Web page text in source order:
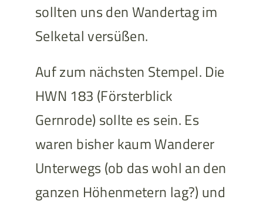
sollten uns den Wandertag im
Selketal versüßen.
Auf zum nächsten Stempel. Die
HWN 183 (Försterblick
Gernrode) sollte es sein. Es
waren bisher kaum Wanderer
Unterwegs (ob das wohl an den
ganzen Höhenmetern lag?) und